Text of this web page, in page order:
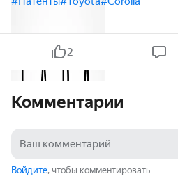
2
Комментарии
Войдите, чтобы комментировать